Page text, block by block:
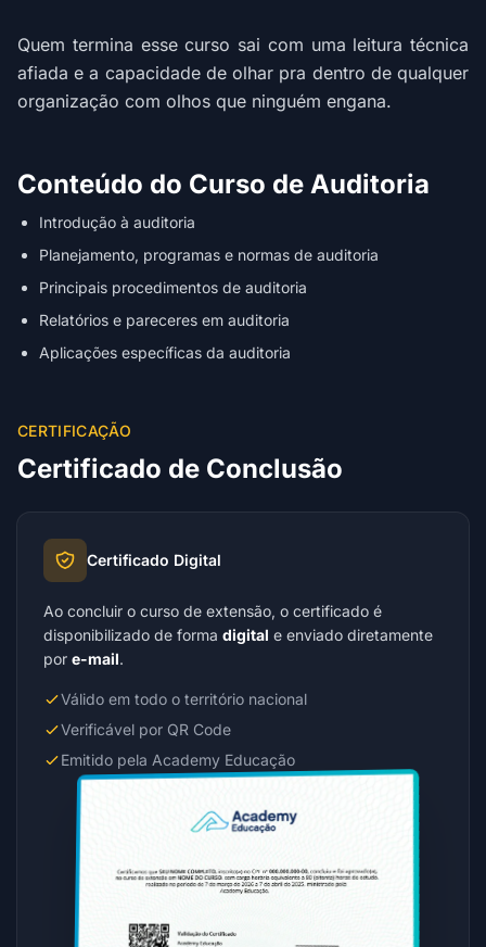
Quem termina esse curso sai com uma leitura técnica
afiada e a capacidade de olhar pra dentro de qualquer
organização com olhos que ninguém engana.
Conteúdo do Curso de Auditoria
Introdução à auditoria
Planejamento, programas e normas de auditoria
Principais procedimentos de auditoria
Relatórios e pareceres em auditoria
Aplicações específicas da auditoria
CERTIFICAÇÃO
Certificado de Conclusão
Certificado Digital
Ao concluir o curso de extensão, o certificado é
disponibilizado de forma digital e enviado diretamente
por e-mail.
Válido em todo o território nacional
Verificável por QR Code
Emitido pela Academy Educação